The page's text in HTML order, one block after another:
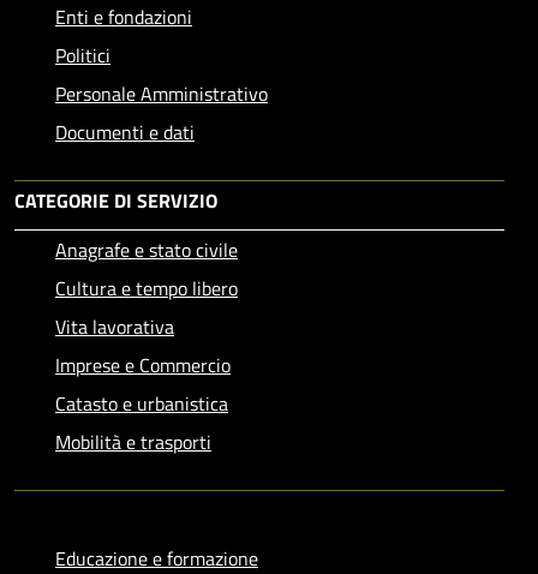
Enti e fondazioni
Politici
Personale Amministrativo
Documenti e dati
CATEGORIE DI SERVIZIO
Anagrafe e stato civile
Cultura e tempo libero
Vita lavorativa
Imprese e Commercio
Catasto e urbanistica
Mobilità e trasporti
Educazione e formazione